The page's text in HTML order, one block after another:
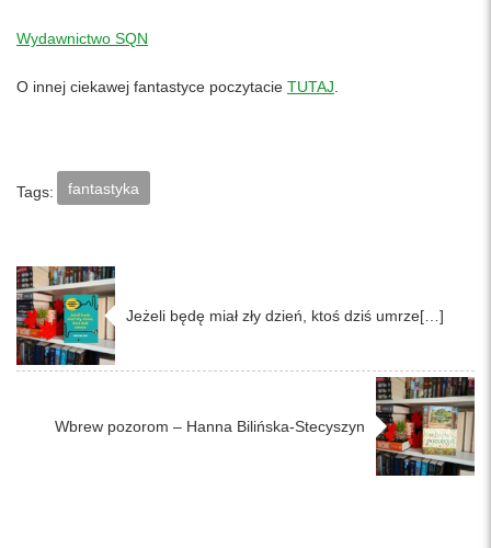
Wydawnictwo SQN
O innej ciekawej fantastyce poczytacie TUTAJ
Tags: fantastyka
Jeżeli będę miał zły dzień, ktoś dziś umrze[…]
Wbrew pozorom – Hanna Bilińska-Stecyszyn